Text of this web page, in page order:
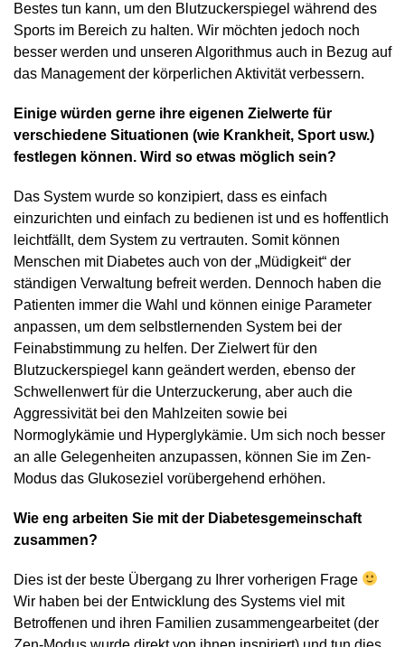
Bestes tun kann, um den Blutzuckerspiegel während des
Sports im Bereich zu halten. Wir möchten jedoch noch
besser werden und unseren Algorithmus auch in Bezug auf
das Management der körperlichen Aktivität verbessern.
Einige würden gerne ihre eigenen Zielwerte für
verschiedene Situationen (wie Krankheit, Sport usw.)
festlegen können. Wird so etwas möglich sein?
Das System wurde so konzipiert, dass es einfach
einzurichten und einfach zu bedienen ist und es hoffentlich
leichtfällt, dem System zu vertrauten. Somit können
Menschen mit Diabetes auch von der „Müdigkeit“ der
ständigen Verwaltung befreit werden. Dennoch haben die
Patienten immer die Wahl und können einige Parameter
anpassen, um dem selbstlernenden System bei der
Feinabstimmung zu helfen. Der Zielwert für den
Blutzuckerspiegel kann geändert werden, ebenso der
Schwellenwert für die Unterzuckerung, aber auch die
Aggressivität bei den Mahlzeiten sowie bei
Normoglykämie und Hyperglykämie. Um sich noch besser
an alle Gelegenheiten anzupassen, können Sie im Zen-
Modus das Glukoseziel vorübergehend erhöhen.
Wie eng arbeiten Sie mit der Diabetesgemeinschaft
zusammen?
Dies ist der beste Übergang zu Ihrer vorherigen Frage
Wir haben bei der Entwicklung des Systems viel mit
Betroffenen und ihren Familien zusammengearbeitet (der